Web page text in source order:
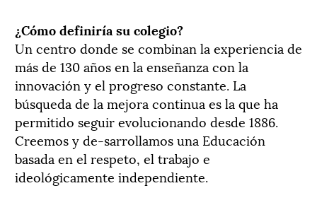
¿Cómo definiría su colegio?
Un centro donde se combinan la experiencia de
más de 130 años en la enseñanza con la
innovación y el progreso constante. La
búsqueda de la mejora continua es la que ha
permitido seguir evolucionando desde 1886.
Creemos y de-sarrollamos una Educación
basada en el respeto, el trabajo e
ideológicamente independiente.